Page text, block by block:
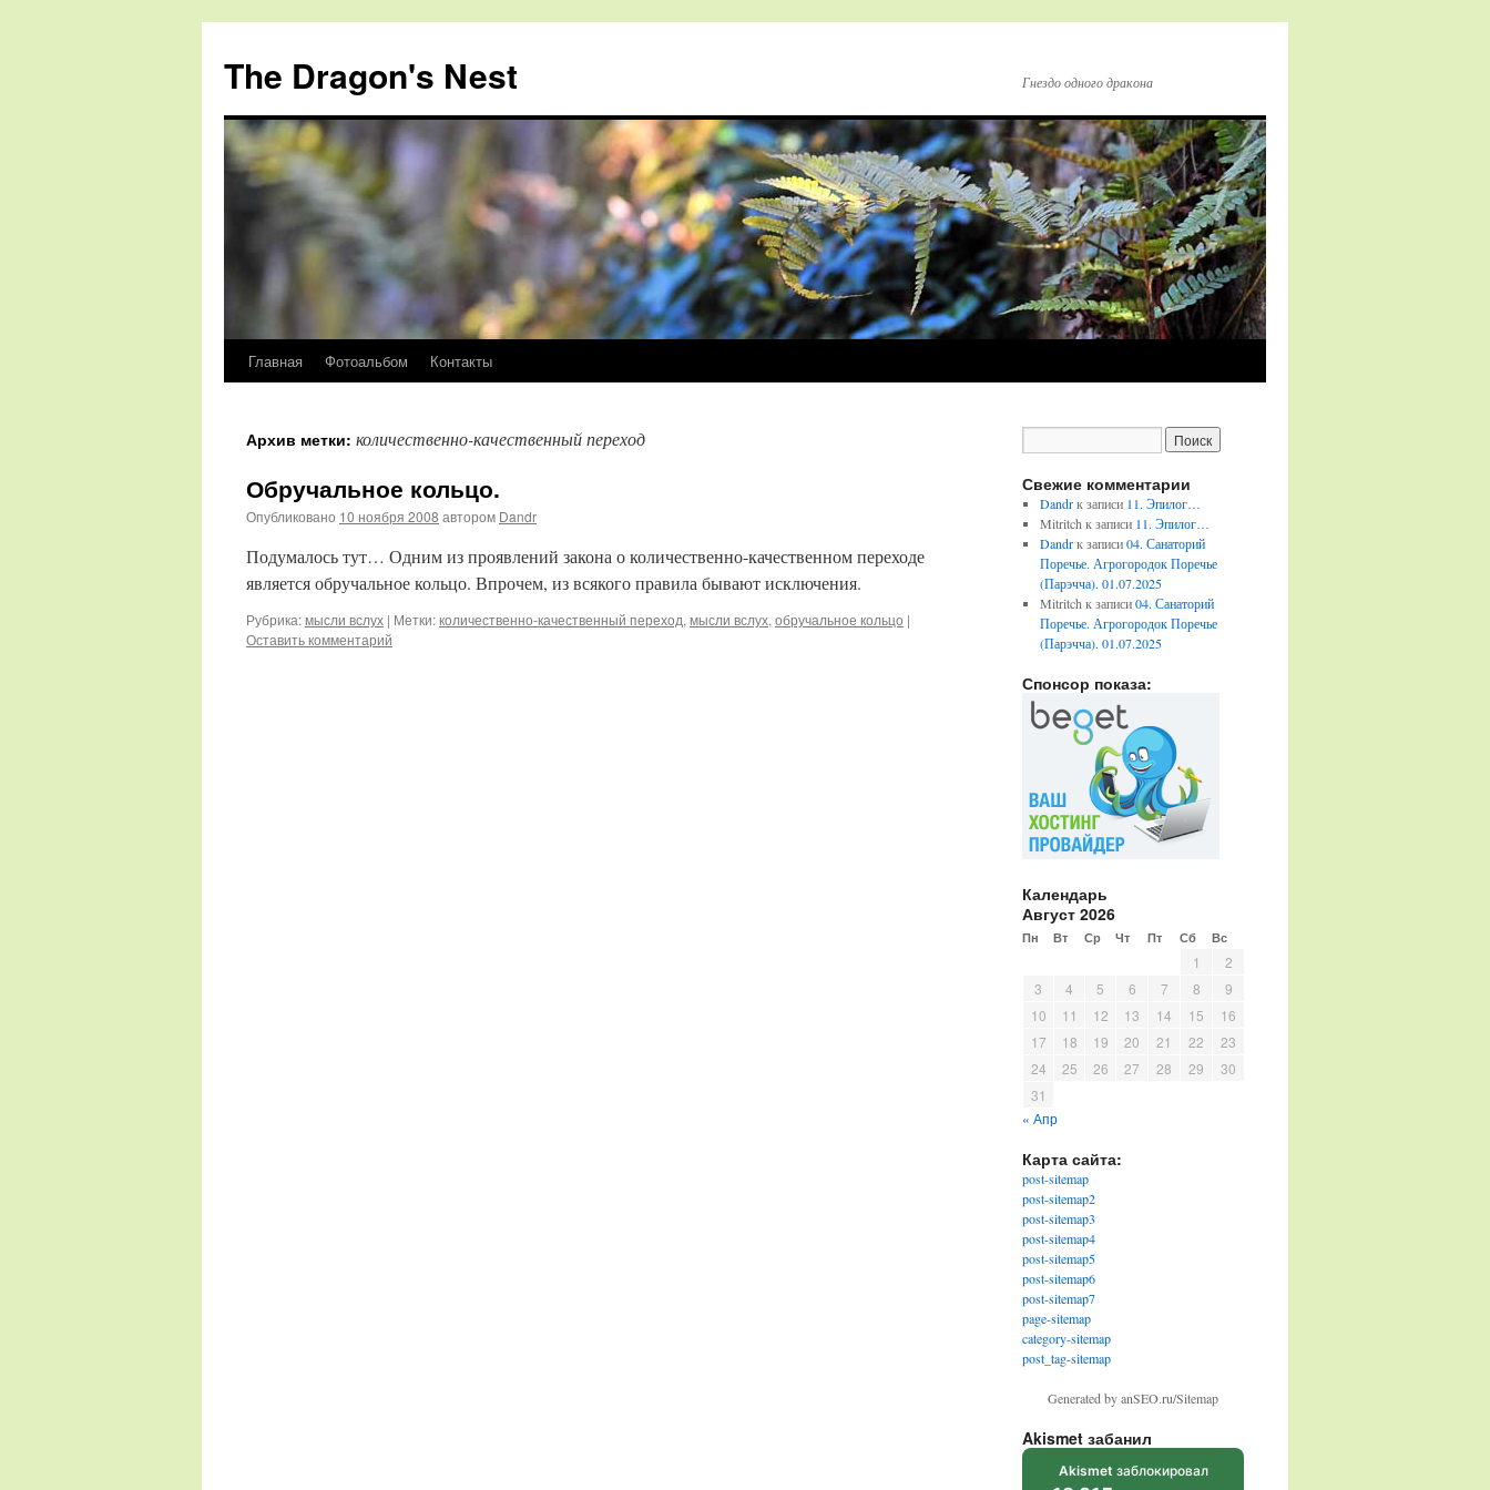
The Dragon's Nest Гнездо одного дракона
Перейти
содержимому
Главная Фотоальбом Контакты
Архив метки: количественно-качественный переход
Обручальное кольцо.
Опубликовано 10 ноября 2008 автором Dandr
Подумалось тут… Одним из проявлений закона о количественно-качественном переходе
является обручальное кольцо. Впрочем, из всякого правила бывают исключения.
Рубрика:мысли вслух | Метки:количественно-качественный переход, мысли вслух, обручальное кольцо |
Оставить комментарий
Свежие комментарии
Dandrк записи 11. Эпилог…
Mitritch к записи 11. Эпилог…
Dandrк записи04. Санаторий
Поречье. Агрогородок Поречье
(Парэчча). 01.07.2025
Mitritch к записи04. Санаторий
Поречье. Агрогородок Поречье
(Парэчча). 01.07.2025
Спонсор показа:
Календарь
Август 2026
Пн Вт Ср Чт Пт Сб Вс
1
2
3
4 5 6 7 8
9
10
11 12 13 14 15
16
17
18 19 20 21 22
23
24
25 26 27 28 29
30
31
« Апр
Карта сайта:
post-sitemap
post-sitemap2
post-sitemap3
post-sitemap4
post-sitemap5
post-sitemap6
post-sitemap7
page-sitemap
category-sitemap
post_tag-sitemap
Generated by anSEO.ru/Sitemap
Akismet забанил
Akismet заблокировал